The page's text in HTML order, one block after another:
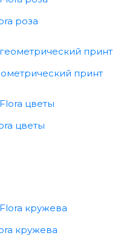
роза
принт
цветы
кружева